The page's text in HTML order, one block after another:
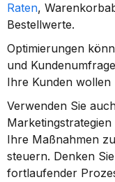
Raten,
Bestellwerte.
Optimierungen
und
Ihre Kunden
Verwenden Sie
Ihre Maßnahmen
steuern. Denken
fortlaufender